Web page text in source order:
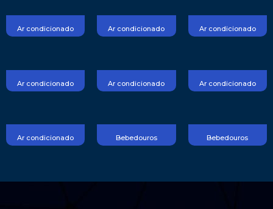
Ar condicionado Ar condicionado Ar condicionado
Ar condicionado Ar condicionado Ar condicionado
Ar condicionado Bebedouros Bebedouros